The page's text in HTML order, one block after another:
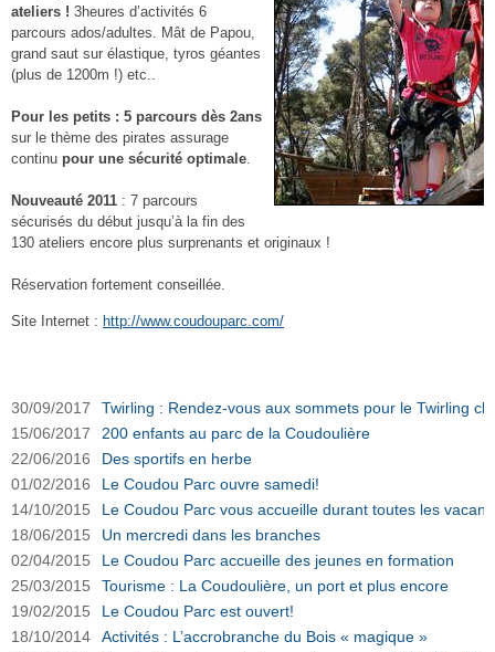
ateliers ! 3heures d’activités 6
parcours ados/adultes. Mât de Papou,
grand saut sur élastique, tyros géantes
(plus de 1200m !) etc..
Pour les petits : 5 parcours dès 2ans
sur le thème des pirates assurage
continu pour une sécurité optimale.
Nouveauté 2011 : 7 parcours
sécurisés du début jusqu’à la fin des
130 ateliers encore plus surprenants et originaux !
Réservation fortement conseillée.
Site Internet : http://www.coudouparc.com/
30/09/2017
Twirling : Rendez-vous aux sommets pour le Twirling
15/06/2017
200 enfants au parc de la Coudoulière
22/06/2016
Des sportifs en herbe
01/02/2016
Le Coudou Parc ouvre samedi!
14/10/2015
Le Coudou Parc vous accueille durant toutes les
18/06/2015
Un mercredi dans les branches
02/04/2015
Le Coudou Parc accueille des jeunes en formation
25/03/2015
Tourisme : La Coudoulière, un port et plus encore
19/02/2015
Le Coudou Parc est ouvert!
18/10/2014
Activités : L’accrobranche du Bois « magique »